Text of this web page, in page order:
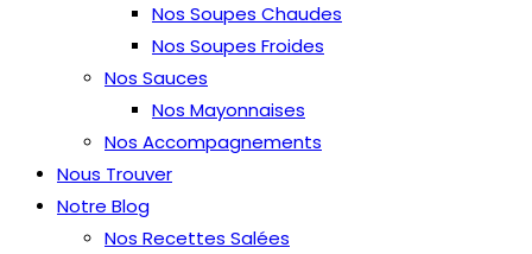
Nos Soupes Chaudes
Nos Soupes Froides
Nos Sauces
Nos Mayonnaises
Nos Accompagnements
Nous Trouver
Notre Blog
Nos Recettes Salées